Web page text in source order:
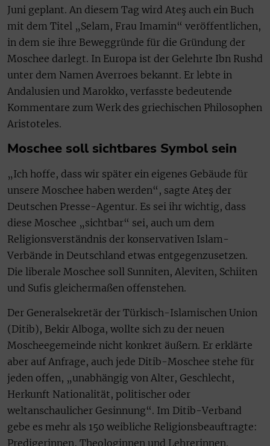
Juni geplant. An diesem Tag wird Ateş auch ein Buch
mit dem Titel „Selam, Frau Imamin“ veröffentlichen,
in dem sie ihre Beweggründe für die Gründung der
Moschee darlegt. In Europa ist der Gelehrte Ibn Rushd
unter dem Namen Averroes bekannt. Er lebte in
Andalusien und Marokko, verfasste bedeutende
Kommentare zum Werk des griechischen Philosophen
Aristoteles.
Moschee soll sichtbares Symbol sein
„Ich hoffe, dass wir später ein eigenes Gebäude für
unsere Moschee haben werden“, sagte Ateş der
Deutschen Presse-Agentur. Es sei ihr wichtig, dass
diese Moschee „sichtbar“ sei, auch um dem
Religionsverständnis der konservativen Islam-
Verbände in Deutschland etwas entgegenzusetzen.
Die liberale Moschee soll Sunniten, Aleviten, Schiiten
und Sufis gleichermaßen offenstehen.
Der Generalsekretär der Türkisch-Islamischen Union
(Ditib), Bekir Alboga, wollte sich zu der neuen
Moscheegemeinde nicht konkret äußern. Er erklärte
aber auf Anfrage, auch jede Ditib-Moschee stehe für
jeden offen, „unabhängig von Alter, Geschlecht,
Herkunft Nationalität, politischer oder
weltanschaulicher Gesinnung“. Im Ditib-Verband
gebe es mehr als 150 weibliche Religionsbeauftragte:
Predigerinnen, Theologinnen und Lehrerinnen.